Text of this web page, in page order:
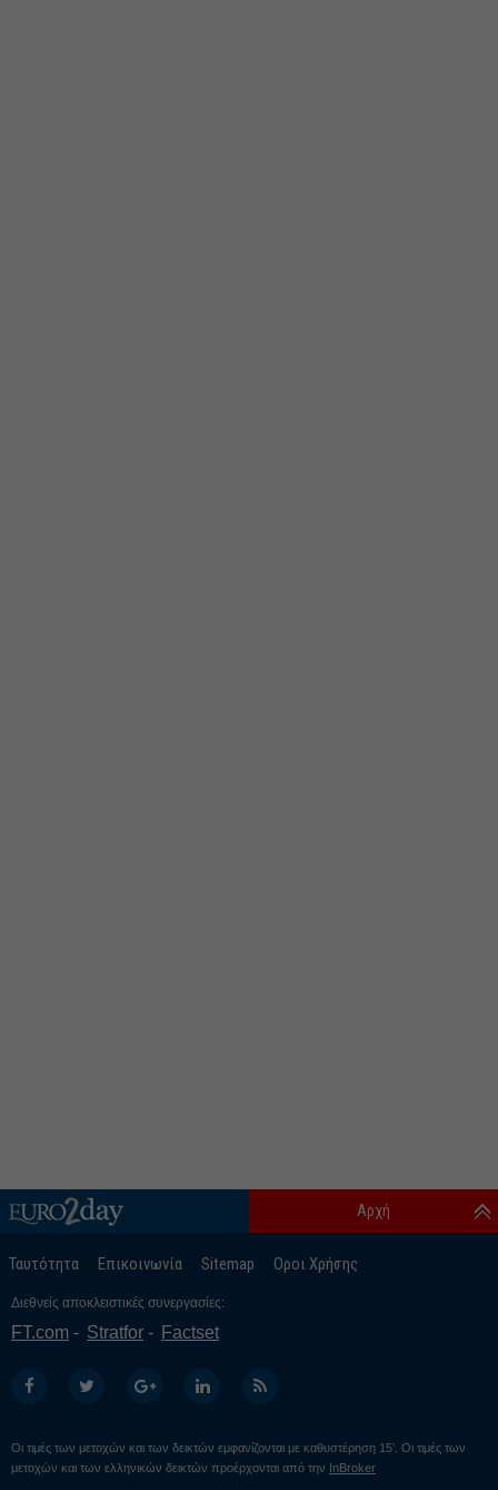
Ταυτότητα Επικοινωνία Sitemap Οροι Χρήσης
Αρχή
Διεθνείς αποκλειστικές συνεργασίες:
FT.com Stratfor Factset
Οι τιμές των μετοχών και των δεικτών εμφανίζονται με καθυστέρηση 15’. Οι τιμές των
μετοχών και των ελληνικών δεικτών προέρχονται από την InBroker